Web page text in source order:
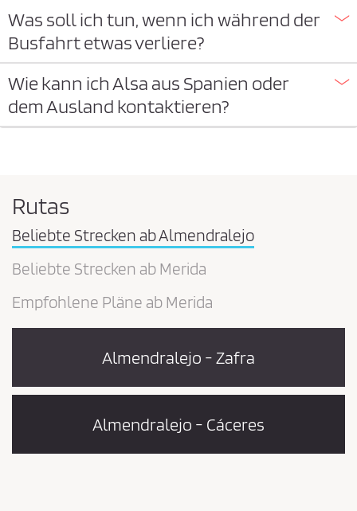
Was soll ich tun, wenn ich während der
Busfahrt etwas verliere?
Wie kann ich Alsa aus Spanien oder
dem Ausland kontaktieren?
Rutas
Beliebte Strecken ab Almendralejo
Beliebte Strecken ab Merida
Empfohlene Pläne ab Merida
Almendralejo - Zafra
Almendralejo - Cáceres